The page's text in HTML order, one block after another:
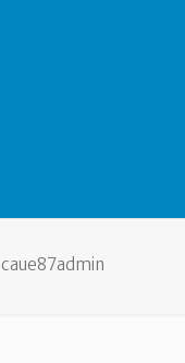
caue87admin